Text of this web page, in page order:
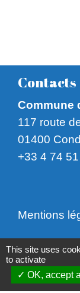
Contacts
Commune
117 route
01400
+33 4 74
Mentions
Politique
Plan du
This site uses
to activate
OK, accept all